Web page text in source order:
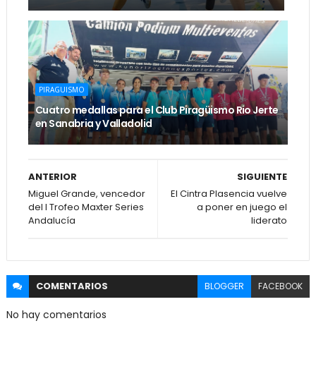
PIRAGUISMO
Cuatro medallas para el Club Piragüismo Rio Jerte
en Sanabria y Valladolid
SIGUIENTE
El Cintra Plasencia vuelve
a poner en juego el
liderato
ANTERIOR
Miguel Grande, vencedor
del I Trofeo Maxter Series
Andalucía
COMENTARIOS BLOGGER FACEBOOK
No hay comentarios